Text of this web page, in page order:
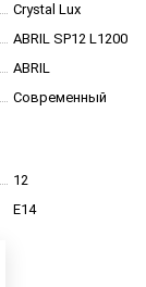
Crystal Lux
ABRIL SP12 L1200
ABRIL
Современный
12
E14